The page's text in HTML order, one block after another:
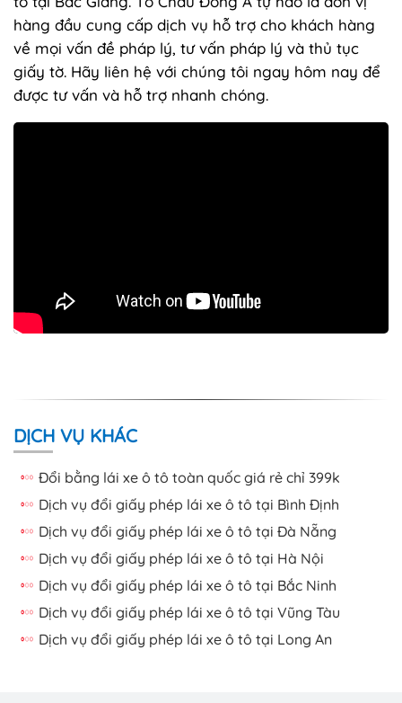
hàng đầu cung cấp dịch vụ hỗ trợ cho khách hàng
về mọi vấn đề pháp lý, tư vấn pháp lý và thủ tục
giấy tờ. Hãy liên hệ với chúng tôi ngay hôm nay để
được tư vấn và hỗ trợ nhanh chóng.
DỊCH VỤ KHÁC
Đổi bằng lái xe ô tô toàn quốc giá rẻ chỉ 399k
Dịch vụ đổi giấy phép lái xe ô tô tại Bình Định
Dịch vụ đổi giấy phép lái xe ô tô tại Đà Nẵng
Dịch vụ đổi giấy phép lái xe ô tô tại Hà Nội
Dịch vụ đổi giấy phép lái xe ô tô tại Bắc Ninh
Dịch vụ đổi giấy phép lái xe ô tô tại Vũng Tàu
Dịch vụ đổi giấy phép lái xe ô tô tại Long An